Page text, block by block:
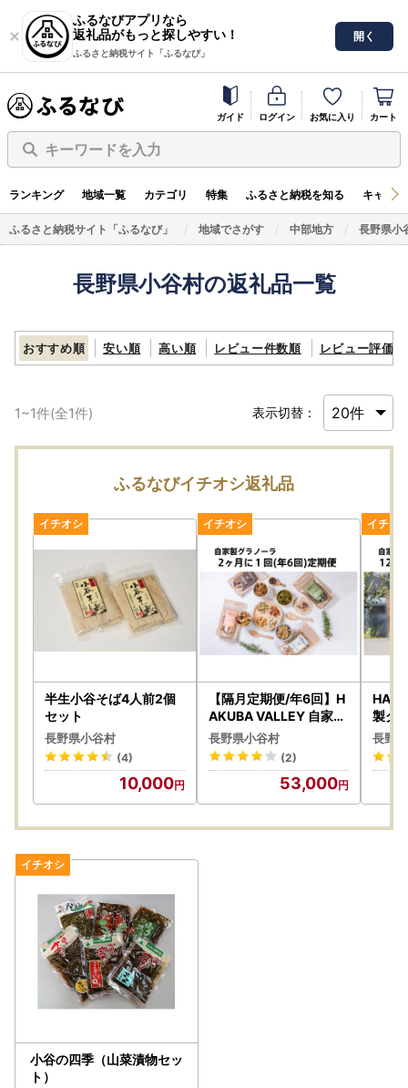
ふるなびアプリなら
返礼品がもっと探しやすい！
ふるさと納税サイト「ふるなび」
開く
ガイド ログイン お気に入り カート
キーワードを入力
ランキング 地域一覧 カテゴリ 特集 ふるさと納税を知る キャン
ふるさと納税サイト「ふるなび」 地域でさがす 中部地方 長野県小
長野県小谷村の返礼品一覧
おすすめ順 安い順 高い順 レビュー件数順 レビュー評価順
1~1件(全1件) 表示切替：
ふるなびイチオシ返礼品
半生小谷そば4人前2個
セット
長野県小谷村
(4)
10,000
【隔月定期便/年6回】H
AKUBA VALLEY 自家製
グラノーラ
長野県小谷村
(2)
53,000
製グ
種類
長野
小谷の四季（山菜漬物セッ
ト）